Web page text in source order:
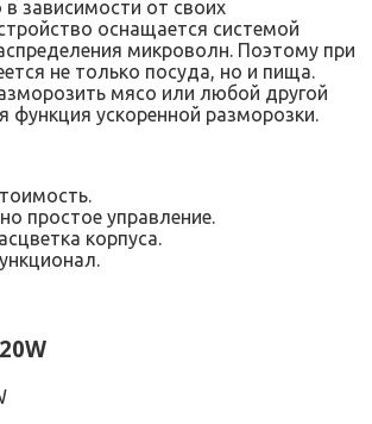
зависимости от своих
оснащается системой
микроволн. Поэтому при
не только посуда, но и пища.
мясо или любой другой
функция ускоренной разморозки.
простое управление.
корпуса.